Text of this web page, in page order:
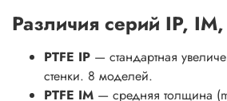
Различия серий IP,
PTFE IP — стандартная
стенки. 8 моделей.
PTFE IM — средняя толщина